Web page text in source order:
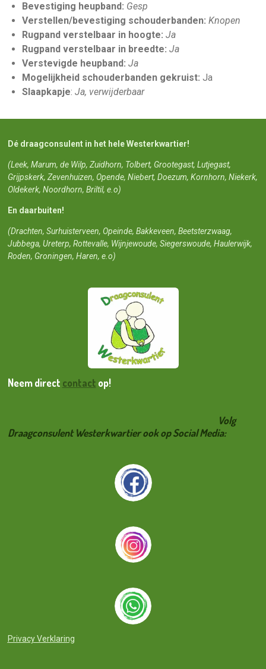
Bevestiging heupband: Gesp
Verstellen/bevestiging schouderbanden: Knopen
Rugpand verstelbaar in hoogte: Ja
Rugpand verstelbaar in breedte: Ja
Verstevigde heupband: Ja
Mogelijkheid schouderbanden gekruist: Ja
Slaapkapje: Ja, verwijderbaar
Dé draagconsulent in het hele Westerkwartier!
(Leek, Marum, de Wilp, Zuidhorn, Tolbert, Grootegast, Lutjegast,
Grijpskerk, Zevenhuizen, Opende, Niebert, Doezum, Kornhorn, Niekerk,
Oldekerk, Noordhorn, Briltil, e.o)
En daarbuiten!
(Drachten, Surhuisterveen, Opeinde, Bakkeveen, Beetsterzwaag,
Jubbega, Ureterp, Rottevalle, Wijnjewoude, Siegerswoude, Haulerwijk,
Roden, Groningen, Haren, e.o)
Neem direct contact op!
Volg
Draagconsulent Westerkwartier ook op Social Media:
Privacy Verklaring